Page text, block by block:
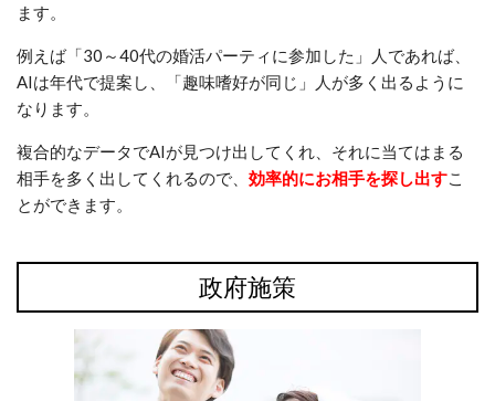
ます。
例えば「30～40代の婚活パーティに参加した」人であれば、
AIは年代で提案し、「趣味嗜好が同じ」人が多く出るように
なります。
複合的なデータでAIが見つけ出してくれ、それに当てはまる
相手を多く出してくれるので、 効率的にお相手を探し出すこ
とができます。
政府施策